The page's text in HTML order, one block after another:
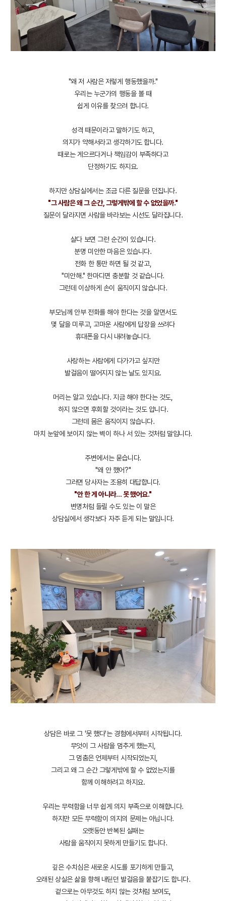
"왜 저 사람은 저렇게 행동했을까."
우리는 누군가의 행동을 볼 때
쉽게 이유를 찾으려 합니다.
성격 때문이라고 말하기도 하고,
의지가 약해서라고 생각하기도 합니다.
때로는 게으르다거나 책임감이 부족하다고
단정하기도 하지요.
하지만 상담실에서는 조금 다른 질문을 던집니다.
"그 사람은 왜 그 순간, 그렇게밖에 할 수 없었을까."
질문이 달라지면 사람을 바라보는 시선도 달라집니다.
살다 보면 그런 순간이 있습니다.
분명 미안한 마음은 있습니다.
전화 한 통만 하면 될 것 같고,
"미안해." 한마디면 충분할 것 같습니다.
그런데 이상하게 손이 움직이지 않습니다.
부모님께 안부 전화를 해야 한다는 것을 알면서도
몇 달을 미루고, 고마운 사람에게 답장을 쓰려다
휴대폰을 다시 내려놓습니다.
사랑하는 사람에게 다가가고 싶지만
발걸음이 떨어지지 않는 날도 있지요.
머리는 알고 있습니다. 지금 해야 한다는 것도,
하지 않으면 후회할 것이라는 것도 압니다.
그런데 몸은 움직이지 않습니다.
마치 눈앞에 보이지 않는 벽이 하나 서 있는 것처럼 말입니다.
주변에서는 묻습니다.
"왜 안 했어?"
그러면 당사자는 조용히 대답합니다.
"안 한 게 아니라… 못 했어요."
변명처럼 들릴 수도 있는 이 말은
상담실에서 생각보다 자주 듣게 되는 말입니다.
상담은 바로 그 '못 했다'는 경험에서부터 시작됩니다.
무엇이 그 사람을 멈추게 했는지,
그 멈춤은 언제부터 시작되었는지,
그리고 왜 그 순간 그렇게밖에 할 수 없었는지를
함께 이해하려고 하지요.
우리는 무력함을 너무 쉽게 의지 부족으로 이해합니다.
하지만 모든 무력함이 의지의 문제는 아닙니다.
오랫동안 반복된 실패는
사람을 움직이지 못하게 만들기도 합니다.
깊은 수치심은 새로운 시도를 포기하게 만들고,
오래된 상실은 삶을 향해 내딛던 발걸음을 붙잡기도 합니다.
겉으로는 아무것도 하지 않는 것처럼 보여도,